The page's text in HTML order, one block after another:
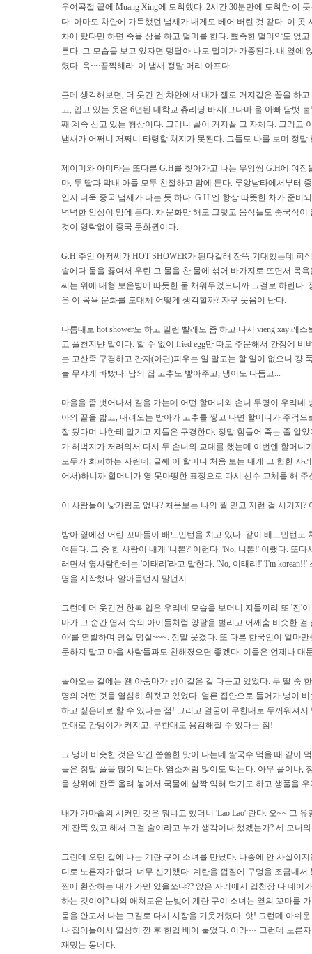
우여곡절 끝에 Muang Xing에 도착했다. 2시간 30분만에 도착한 이
다. 아마도 차안에 가득했던 냄새가 내게도 베어 버린 것 같다. 이
차에 탔다만 하면 죽을 상을 하고 멀미를 한다. 뾰족한 멀미약도 없
른다. 그 모습을 보고 있자면 덩달아 나도 멀미가 가중된다. 내 옆에
렸다. 윽~~끔찍해라. 이 냄새 정말 머리 아프다.
근데 생각해보면, 더 웃긴 건 차안에서 내가 젤로 거지같은 꼴을 하
고, 입고 있는 옷은 6년된 대학교 츄리닝 바지(그나마 울 아빠 담뱃
째 계속 신고 있는 형상이다. 그러니 꼴이 거지꼴 그 자체다. 그리고
냄새가 어쩌니 저쩌니 타령할 처지가 못된다. 그들도 나를 보며 정
제이미와 아미타는 또다른 G.H를 찾아가고 나는 무앙씽 G.H에 여
마, 두 딸과 막내 아들 모두 친절하고 맘에 든다. 루앙남타에서부터
인지 더욱 중국 냄새가 나는 듯 하다. G.H.엔 항상 따뜻한 차가 준비
넉넉한 인심이 맘에 든다. 차 문화만 해도 그렇고 음식들도 중국식
것이 영락없이 중국 문화권이다.
G.H 주인 아저씨가 HOT SHOWER가 된다길래 잔뜩 기대했는데
솥에다 물을 끓여서 우린 그 물을 찬 물에 섞어 바가지로 뜨면서 목
씨는 위에 대형 보온병에 따듯한 물 채워두었으니까 그걸로 하란다
은 이 목욕 문화를 도대체 어떻게 생각할까? 자꾸 웃음이 난다.
나름대로 hot shower도 하고 밀린 빨래도 좀 하고 나서 vieng xay 레스
고 풀천지냔 말이다. 할 수 없이 fried egg만 따로 주문해서 간장에
는 고산족 구경하고 간자(아편)피우는 일 말고는 할 일이 없으니 걍
늘 무쟈게 바빴다. 남의 집 고추도 빻아주고, 냉이도 다듬고...
마을을 좀 벗어나서 길을 가는데 어떤 할머니와 손녀 두명이 우리
아의 끝을 밟고, 내려오는 방아가 고추를 찧고 나면 할머니가 주걱
잘 됬다며 나한테 말기고 지들은 구경한다. 정말 힘들어 죽는 줄 알
가 허벅지가 저려와서 다시 두 손녀와 교대를 했는데 이번엔 할머
모두가 회피하는 자린데, 글쎄 이 할머니 처음 보는 내게 그 험한 자
어서)하니까 할머니가 영 못마땅한 표정으로 다시 선수 교체를 해 주
이 사람들이 낯가림도 없나? 처음보는 나의 뭘 믿고 저런 걸 시키지
방아 옆에선 어린 꼬마들이 배드민턴을 치고 있다. 같이 배드민턴
여든다. 그 중 한 사람이 내게 '니뽄?' 이런다. 'No, 니뽄!' 이랬다. 또
러면서 옆사람한테는 '이태리'라고 말한다. 'No, 이태리!' 'I'm
명을 시작했다. 알아듣던지 말던지...
그런데 더 웃긴건 한복 입은 우리네 모습을 보더니 지들끼리 또 '진'
마가 그 순간 엽서 속의 아이들처럼 양팔을 벌리고 어깨춤 비슷한
아'를 연발하며 덩실 덩실~~~. 정말 웃겼다. 또 다른 한국인이 얼마
문하지 말고 마을 사람들과도 친해졌으면 좋겠다. 이들은 언제나 대
돌아오는 길에는 왠 아줌마가 냉이같은 걸 다듬고 있었다. 두 딸 중
명의 어떤 것을 열심히 휘젓고 있었다. 얼른 집안으로 들어가 냉이
하고 싶은데로 할 수 있다는 점! 그리고 얼굴이 무한대로 두꺼워져
한대로 간댕이가 커지고, 무한대로 용감해질 수 있다는 점!
그 냉이 비슷한 것은 약간 씁쓸한 맛이 나는데 쌀국수 먹을 때 같이
들은 정말 풀을 많이 먹는다. 염소처럼 많이도 먹는다. 아무 풀이나,
을 상위에 잔뜩 올려 놓아서 국물에 살짝 익혀 먹기도 하고 생풀을
내가 가마솥의 시커먼 것은 뭐냐고 했더니 'Lao Lao' 란다. 오~~ 그
게 잔뜩 있고 해서 그걸 술이라고 누가 생각이나 했겠는가? 세 모녀
그런데 오던 길에 나는 계란 구이 소녀를 만났다. 나중에 안 사실이
디로 노른자가 없다. 너무 신기했다. 계란을 껍질에 구멍을 조금내
찜에 환장하는 내가 가만 있을쏘냐?? 앉은 자리에서 입천장 다 데
하는 것이야? 나의 애처로운 눈빛에 계란 구이 소녀는 옆의 꼬마를
움을 안고서 나는 그길로 다시 시장을 기웃거렸다. 앗! 그런데 아쉬
나 집어들어서 열심히 깐 후 한입 베어 물었다. 어라~~ 그런데 노른
재밌는 동네다.